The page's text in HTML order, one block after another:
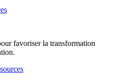
favoriser la transformation